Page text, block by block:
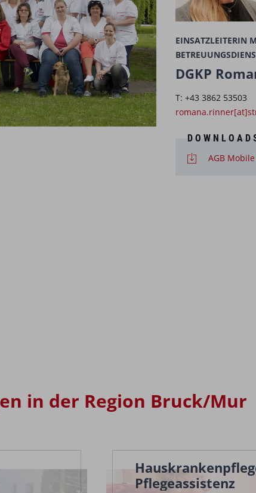
EINSATZLEITERIN
DGKP
T: +43 3862 53503
AGB
in der Region Bruck/Mur
Pflegeassistenz